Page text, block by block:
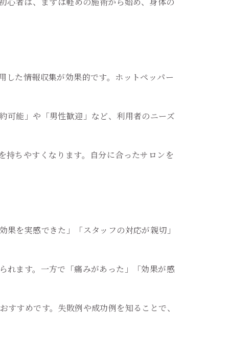
た情報収集が効果的です。ホットペッパー
可能」や「男性歓迎」など、利用者のニーズ
持ちやすくなります。自分に合ったサロンを
を実感できた」「スタッフの対応が親切」
れます。一方で「痛みがあった」「効果が感
すめです。失敗例や成功例を知ることで、